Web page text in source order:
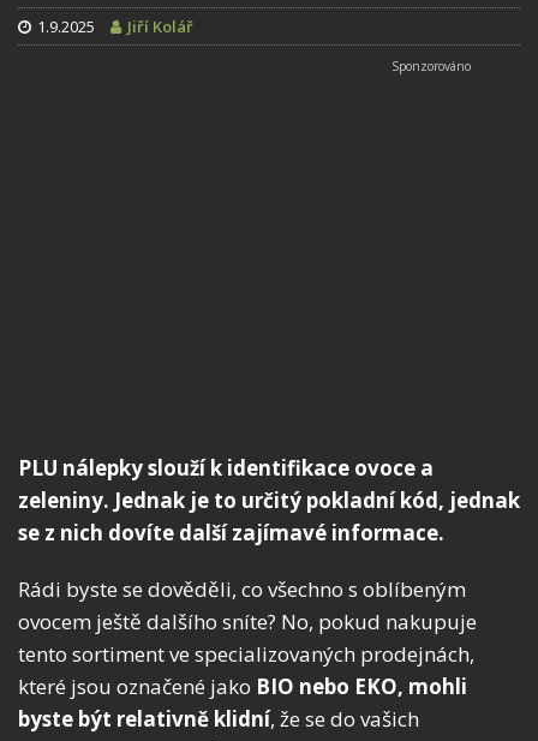
1.9.2025 Jiří Kolář
PLU nálepky slouží k identifikace ovoce a
zeleniny. Jednak je to určitý pokladní kód, jednak
se z nich dovíte další zajímavé informace.
Rádi byste se dověděli, co všechno s oblíbeným
ovocem ještě dalšího sníte? No, pokud nakupuje
tento sortiment ve specializovaných prodejnách,
které jsou označené jako BIO nebo EKO, mohli
byste být relativně klidní, že se do vašich